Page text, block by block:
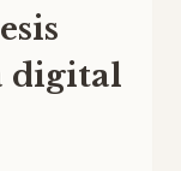
digital